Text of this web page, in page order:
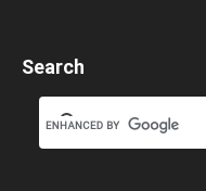
Search